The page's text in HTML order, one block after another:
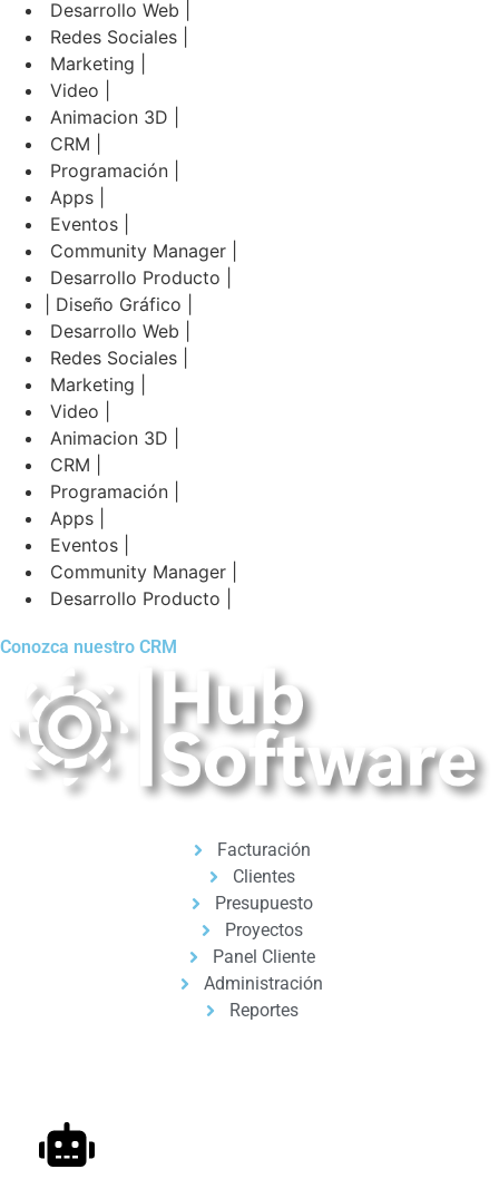
Desarrollo Web |
Redes Sociales |
Marketing |
Video |
Animacion 3D |
CRM |
Programación |
Apps |
Eventos |
Community Manager |
Desarrollo Producto |
| Diseño Gráfico |
Desarrollo Web |
Redes Sociales |
Marketing |
Video |
Animacion 3D |
CRM |
Programación |
Apps |
Eventos |
Community Manager |
Desarrollo Producto |
Conozca nuestro CRM
Facturación
Clientes
Presupuesto
Proyectos
Panel Cliente
Administración
Reportes